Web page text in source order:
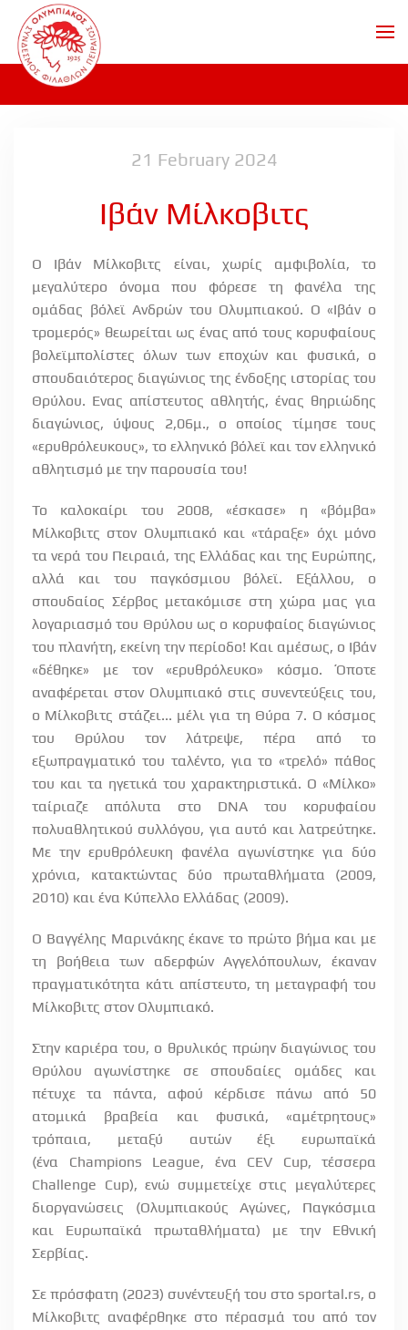
Skip to main content
21 February 2024
Ιβάν Μίλκοβιτς
Ο Ιβάν Μίλκοβιτς είναι, χωρίς αμφιβολία, το
μεγαλύτερο όνομα που φόρεσε τη φανέλα της
ομάδας βόλεϊ Ανδρών του Ολυμπιακού. Ο «Ιβάν ο
τρομερός» θεωρείται ως ένας από τους κορυφαίους
βολεϊμπολίστες όλων των εποχών και φυσικά, ο
σπουδαιότερος διαγώνιος της ένδοξης ιστορίας του
Θρύλου. Ενας απίστευτος αθλητής, ένας θηριώδης
διαγώνιος, ύψους 2,06μ., ο οποίος τίμησε τους
«ερυθρόλευκους», το ελληνικό βόλεϊ και τον ελληνικό
αθλητισμό με την παρουσία του!
Το καλοκαίρι του 2008, «έσκασε» η «βόμβα»
Μίλκοβιτς στον Ολυμπιακό και «τάραξε» όχι μόνο
τα νερά του Πειραιά, της Ελλάδας και της Ευρώπης,
αλλά και του παγκόσμιου βόλεϊ. Εξάλλου, ο
σπουδαίος Σέρβος μετακόμισε στη χώρα μας για
λογαριασμό του Θρύλου ως ο κορυφαίος διαγώνιος
του πλανήτη, εκείνη την περίοδο! Και αμέσως, ο Ιβάν
«δέθηκε» με τον «ερυθρόλευκο» κόσμο. Όποτε
αναφέρεται στον Ολυμπιακό στις συνεντεύξεις του,
ο Μίλκοβιτς στάζει... μέλι για τη Θύρα 7. Ο κόσμος
του Θρύλου τον λάτρεψε, πέρα από το
εξωπραγματικό του ταλέντο, για το «τρελό» πάθος
του και τα ηγετικά του χαρακτηριστικά. Ο «Μίλκο»
ταίριαζε απόλυτα στο DNA του κορυφαίου
πολυαθλητικού συλλόγου, για αυτό και λατρεύτηκε.
Με την ερυθρόλευκη φανέλα αγωνίστηκε για δύο
χρόνια, κατακτώντας δύο πρωταθλήματα (2009,
2010) και ένα Κύπελλο Ελλάδας (2009).
Ο Βαγγέλης Μαρινάκης έκανε το πρώτο βήμα και με
τη βοήθεια των αδερφών Αγγελόπουλων, έκαναν
πραγματικότητα κάτι απίστευτο, τη μεταγραφή του
Μίλκοβιτς στον Ολυμπιακό.
Στην καριέρα του, ο θρυλικός πρώην διαγώνιος του
Θρύλου αγωνίστηκε σε σπουδαίες ομάδες και
πέτυχε τα πάντα, αφού κέρδισε πάνω από 50
ατομικά βραβεία και φυσικά, «αμέτρητους»
τρόπαια, μεταξύ αυτών έξι ευρωπαϊκά
(ένα Champions League, ένα CEV Cup, τέσσερα
Challenge Cup), ενώ συμμετείχε στις μεγαλύτερες
διοργανώσεις (Ολυμπιακούς Αγώνες, Παγκόσμια
και Ευρωπαϊκά πρωταθλήματα) με την Εθνική
Σερβίας.
Σε πρόσφατη (2023) συνέντευξή του στο sportal.rs, ο
Μίλκοβιτς αναφέρθηκε στο πέρασμά του από τον